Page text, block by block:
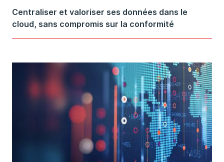
Centraliser et valoriser ses données dans le
cloud, sans compromis sur la conformité